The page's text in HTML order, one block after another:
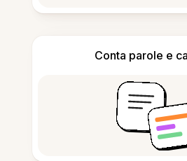
Conta parole e